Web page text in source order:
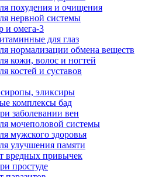
похудения и очищения
нервной системы
и омега-3
для глаз
нормализации обмена веществ
кожи, волос и ногтей
костей и суставов
эликсиры
комплексы бад
заболевании вен
мочеполовой системы
мужского здоровья
улучшения памяти
вредных привычек
простуде